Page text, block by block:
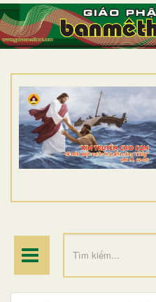
TRANG NHẤT
GIỚI THIỆU
DÒNG TU
BAN MỤC VỤ
ĐOÀN THỂ CG
ĐIỂM HÀNH HƯƠNG